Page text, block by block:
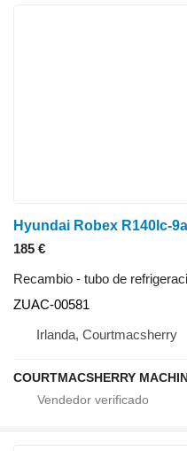
185 €
Recambio - tubo de
ZUAC-00581
Irlanda, Courtmacsherry
COURTMACSHERRY